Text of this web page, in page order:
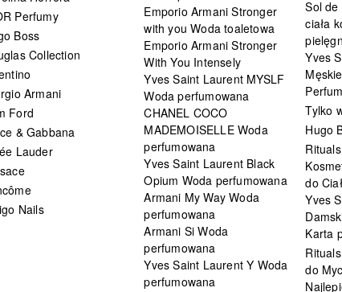
Perfumy
Boss
Collection
Armani
Ford
& Gabbana
Lauder
Nails
Emporio Armani Stronger
with you Woda toaletowa
Emporio Armani Stronger
With You Intensely
Yves Saint Laurent MYSLF
Woda perfumowana
CHANEL COCO
MADEMOISELLE Woda
perfumowana
Yves Saint Laurent Black
Opium Woda perfumowana
Armani My Way Woda
perfumowana
Armani Si Woda
perfumowana
Yves Saint Laurent Y Woda
perfumowana
Sol de
ciała
Yves
Męskie
Tylko
Hugo
do
Yves
Karta
do